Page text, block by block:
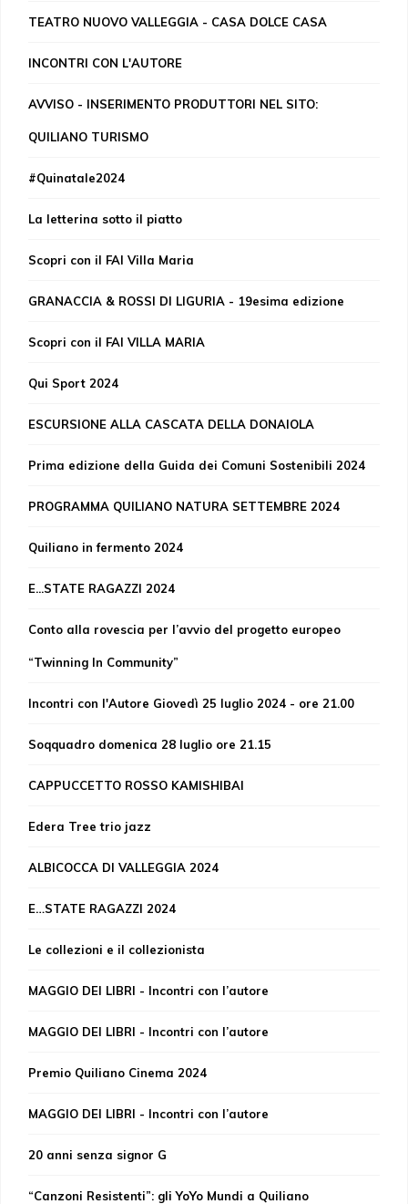
TEATRO NUOVO VALLEGGIA - CASA DOLCE CASA
INCONTRI CON L'AUTORE
AVVISO - INSERIMENTO PRODUTTORI NEL SITO:
QUILIANO TURISMO
#Quinatale2024
La letterina sotto il piatto
Scopri con il FAI Villa Maria
GRANACCIA & ROSSI DI LIGURIA - 19esima edizione
Scopri con il FAI VILLA MARIA
Qui Sport 2024
ESCURSIONE ALLA CASCATA DELLA DONAIOLA
Prima edizione della Guida dei Comuni Sostenibili 2024
PROGRAMMA QUILIANO NATURA SETTEMBRE 2024
Quiliano in fermento 2024
E...STATE RAGAZZI 2024
Conto alla rovescia per l’avvio del progetto europeo
“Twinning In Community”
Incontri con l'Autore Giovedì 25 luglio 2024 - ore 21.00
Soqquadro domenica 28 luglio ore 21.15
CAPPUCCETTO ROSSO KAMISHIBAI
Edera Tree trio jazz
ALBICOCCA DI VALLEGGIA 2024
E…STATE RAGAZZI 2024
Le collezioni e il collezionista
MAGGIO DEI LIBRI - Incontri con l’autore
MAGGIO DEI LIBRI - Incontri con l’autore
Premio Quiliano Cinema 2024
MAGGIO DEI LIBRI - Incontri con l’autore
20 anni senza signor G
“Canzoni Resistenti”: gli YoYo Mundi a Quiliano